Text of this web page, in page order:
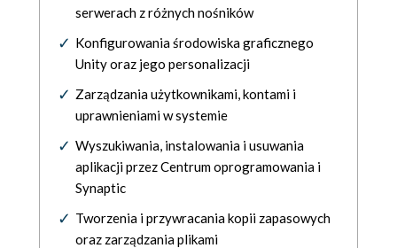
serwerach z różnych nośników
Konfigurowania środowiska graficznego
Unity oraz jego personalizacji
Zarządzania użytkownikami, kontami i
uprawnieniami w systemie
Wyszukiwania, instalowania i usuwania
aplikacji przez Centrum oprogramowania i
Synaptic
Tworzenia i przywracania kopii zapasowych
oraz zarządzania plikami